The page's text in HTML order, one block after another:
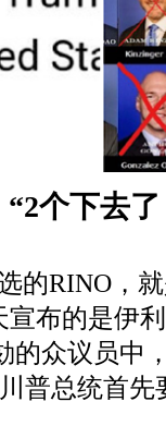
“2个下去
的RINO ，
宣布的是伊
的众议员中
普总统首先